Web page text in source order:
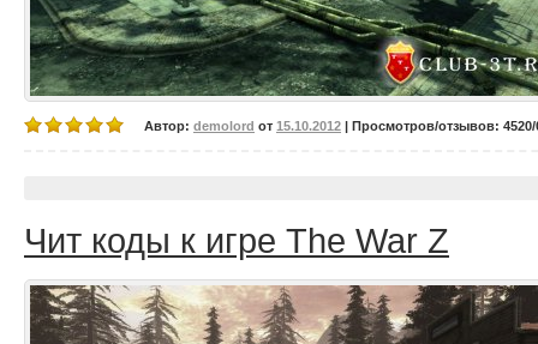
Автор: demolord от 15.10.2012 | Просмотров/отзывов: 4520/
Чит коды к игре The War Z